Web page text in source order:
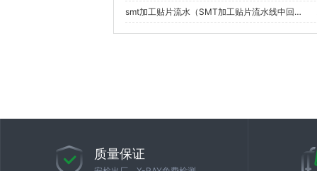
smt加工贴片流水（SMT加工贴片流水线中回流焊接的温度曲线如何控制？）
质量保证